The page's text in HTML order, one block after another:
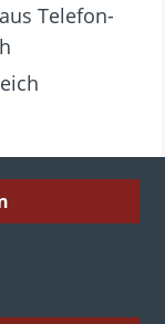
Telefon-